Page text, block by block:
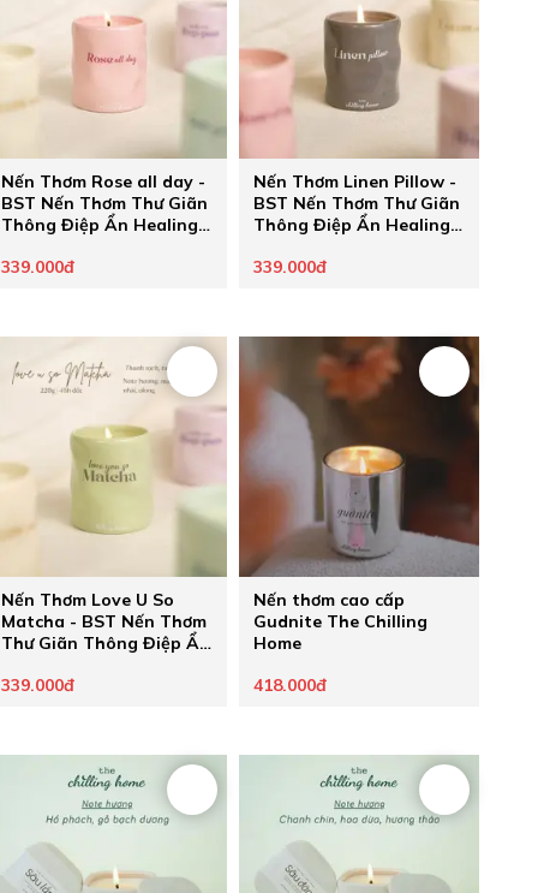
Nến Thơm Rose all day -
BST Nến Thơm Thư Giãn
Thông Điệp Ẩn Healing
Home - Quà Tặng Chữa
339.000đ
Nến Thơm Linen Pillow -
BST Nến Thơm Thư Giãn
Thông Điệp Ẩn Healing
Home - Quà Tặng Chữa
339.000đ
Nến Thơm Love U So
Matcha - BST Nến Thơm
Thư Giãn Thông Điệp Ẩn
Chilling Home - Quà
339.000đ
Nến thơm cao cấp
Gudnite The Chilling
Home
418.000đ